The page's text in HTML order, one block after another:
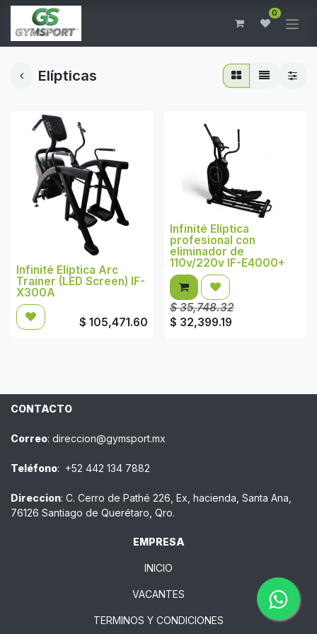
0
Elípticas
Infinité Elíptica Arc
Trainer (LED Screen) IF-
X300A
$ 105,471.60
Infinité Elíptica
profesional con
eliminador de
110v/220v IF-E4000+
$35,748.32
$ 32,399.19
CONTACTO
Correo: direccion@gymsport.mx
Teléfono: +52 442 134 7882
Direccion: C. Cerro de Pathé 226, Ex, hacienda, Santa Ana,
76126 Santiago de Querétaro, Qro.
EMPRESA
INICIO
VACANTES
TERMINOS Y CONDICIONES